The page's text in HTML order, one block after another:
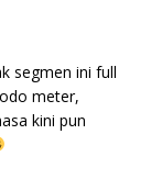
segmen ini full
meter,
kini pun